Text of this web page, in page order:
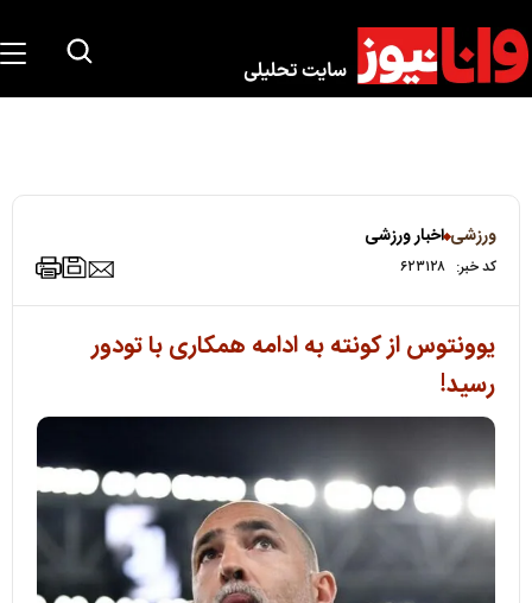
ورزشی اخبار ورزشی
کد خبر: ۶۲۳۱۲۸
یوونتوس از کونته به ادامه همکاری با تودور
رسید!